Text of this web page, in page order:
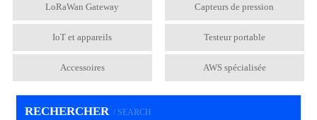
LoRaWan Gateway Capteurs de pression
IoT et appareils Testeur portable
Accessoires AWS spécialisée
RECHERCHER / SEARCH